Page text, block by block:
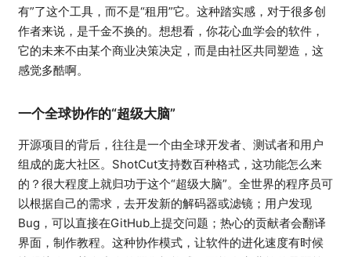
有”了这个工具，而不是“租用”它。这种踏实感，对于很多创
作者来说，是千金不换的。想想看，你花心血学会的软件，
它的未来不由某个商业决策决定，而是由社区共同塑造，这
感觉多酷啊。
一个全球协作的“超级大脑”
开源项目的背后，往往是一个由全球开发者、测试者和用户
组成的庞大社区。ShotCut支持数百种格式，这功能怎么来
的？很大程度上就归功于这个“超级大脑”。全世界的程序员可
以根据自己的需求，去开发新的解码器或滤镜；用户发现
Bug，可以直接在GitHub上提交问题；热心的贡献者会翻译
界面，制作教程。这种协作模式，让软件的进化速度有时候